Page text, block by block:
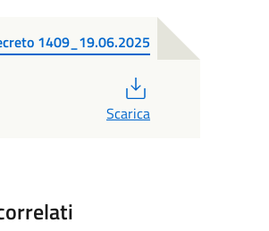
1409_19.06.2025
Scarica